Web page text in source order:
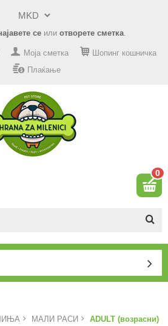
се или отворете сметка.
Моја сметка
Шопинг кошничка
Плаќање
0
МАЛИ РАСИ ADULT (возрасни)